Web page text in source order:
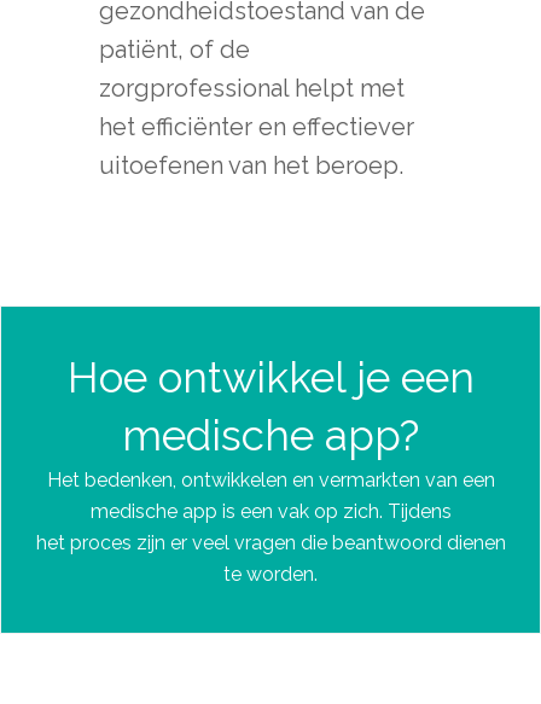
gezondheidstoestand van de
patiënt, of de
zorgprofessional helpt met
het efficiënter en effectiever
uitoefenen van het beroep.
Hoe ontwikkel je een
medische app?
Het bedenken, ontwikkelen en vermarkten van een
medische app is een vak op zich. Tijdens
het proces zijn er veel vragen die beantwoord dienen
te worden.